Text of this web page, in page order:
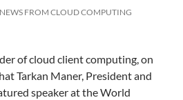
NEWS FROM CLOUD COMPUTING
of cloud client computing, on
Tarkan Maner, President and
speaker at the World